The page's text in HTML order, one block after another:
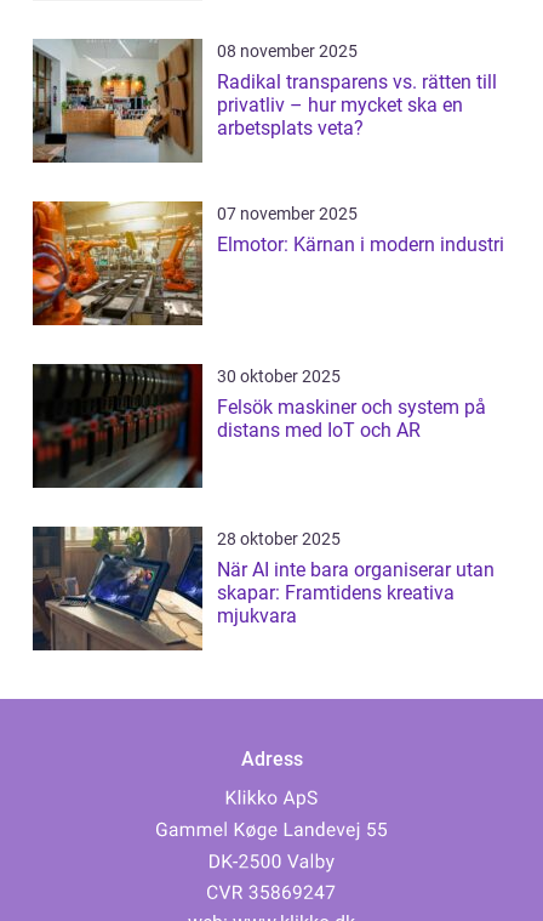
08 november 2025
Radikal transparens vs. rätten till
privatliv – hur mycket ska en
arbetsplats veta?
07 november 2025
Elmotor: Kärnan i modern industri
30 oktober 2025
Felsök maskiner och system på
distans med IoT och AR
28 oktober 2025
När AI inte bara organiserar utan
skapar: Framtidens kreativa
mjukvara
Adress